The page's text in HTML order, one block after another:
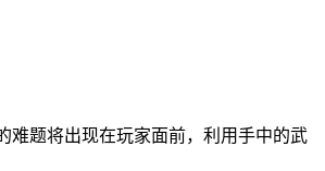
难题将出现在玩家面前，利用手中的武